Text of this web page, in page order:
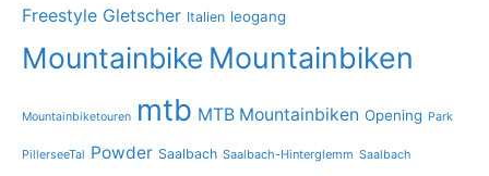
Freestyle Gletscher Italien leogang
Mountainbike Mountainbiken
Mountainbiketouren mtb MTB Mountainbiken Opening Park
PillerseeTal Powder Saalbach Saalbach-Hinterglemm Saalbach